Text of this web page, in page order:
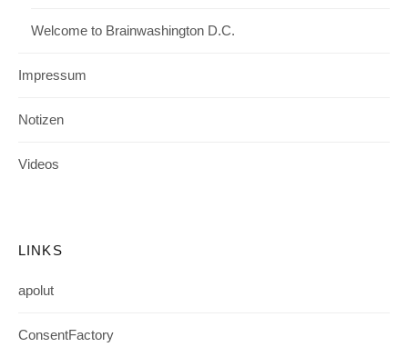
Welcome to Brainwashington D.C.
Impressum
Notizen
Videos
LINKS
apolut
ConsentFactory